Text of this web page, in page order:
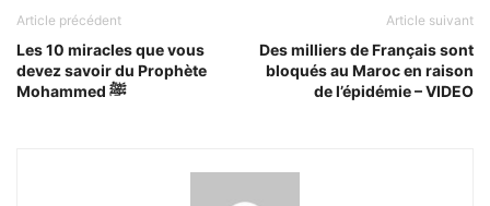
Article précédent
Les 10 miracles que vous
devez savoir du Prophète
Mohammed ﷺ
Article suivant
Des milliers de Français sont
bloqués au Maroc en raison
de l’épidémie – VIDEO